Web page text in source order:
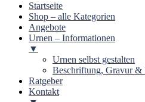
Startseite
Shop – alle Kategorien
Angebote
Urnen – Informationen
▼
Urnen selbst gestalten
Beschriftung, Gravur &
Ratgeber
Kontakt